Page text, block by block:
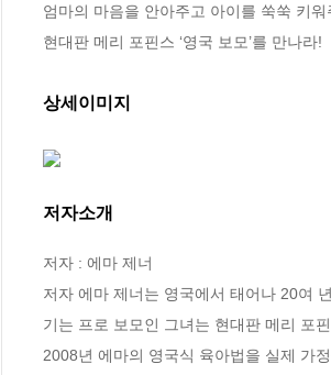
엄마의 마음을 안아주고 아이를 쑥쑥 키워
현대판 메리 포핀스 ‘영국 보모’를 만나라!
상세이미지
저자소개
저자 : 에마 제너
저자 에마 제너는 영국에서 태어나 20여
기는 프로 보모인 그녀는 현대판 메리 포
2008년 에마의 영국식 육아법을 실제 가